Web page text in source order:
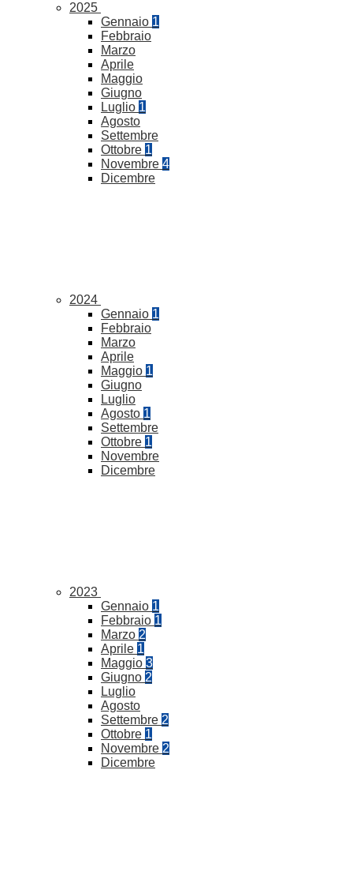
2025
Gennaio 1
Febbraio
Marzo
Aprile
Maggio
Giugno
Luglio 1
Agosto
Settembre
Ottobre 1
Novembre 4
Dicembre
2024
Gennaio 1
Febbraio
Marzo
Aprile
Maggio 1
Giugno
Luglio
Agosto 1
Settembre
Ottobre 1
Novembre
Dicembre
2023
Gennaio 1
Febbraio 1
Marzo 2
Aprile 1
Maggio 3
Giugno 2
Luglio
Agosto
Settembre 2
Ottobre 1
Novembre 2
Dicembre